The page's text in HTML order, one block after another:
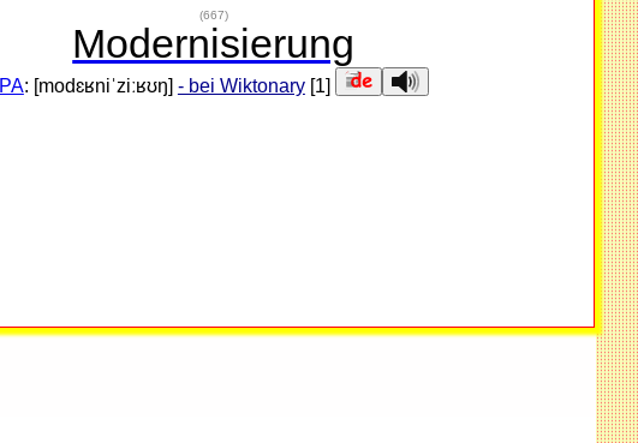
(667)
Modernisierung
IPA: [modɛʁniˈziːʁʊŋ] - bei Wiktonary[1]